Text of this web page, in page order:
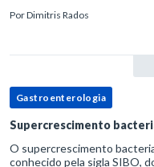
PorDimitris Rados
Gastroenterologia
Supercrescimento
O supercrescimento
conhecido pela sigla SIBO,